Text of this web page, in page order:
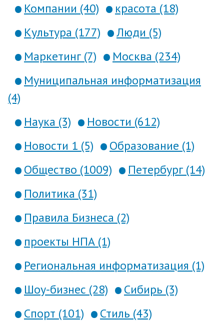
Компании (40)
красота (18)
Культура (177)
Люди (5)
Маркетинг (7)
Москва (234)
Муниципальная информатизация
(4)
Наука (3)
Новости (612)
Новости 1 (5)
Образование (1)
Общество (1009)
Петербург (14)
Политика (31)
Правила Бизнеса (2)
проекты НПА (1)
Региональная информатизация (1)
Шоу-бизнес (28)
Сибирь (3)
Спорт (101)
Стиль (43)